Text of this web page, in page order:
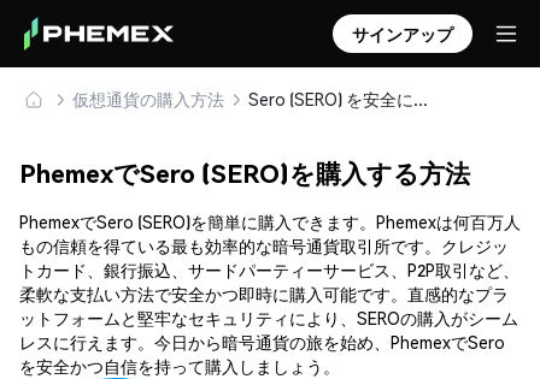
サインアップ
仮想通貨の購入方法 Sero (SERO) を安全に購入・保管
PhemexでSero (SERO)を購入する方法
PhemexでSero (SERO)を簡単に購入できます。Phemexは何百万人
もの信頼を得ている最も効率的な暗号通貨取引所です。クレジッ
トカード、銀行振込、サードパーティーサービス、P2P取引など、
柔軟な支払い方法で安全かつ即時に購入可能です。直感的なプラ
ットフォームと堅牢なセキュリティにより、SEROの購入がシーム
レスに行えます。今日から暗号通貨の旅を始め、PhemexでSero
を安全かつ自信を持って購入しましょう。